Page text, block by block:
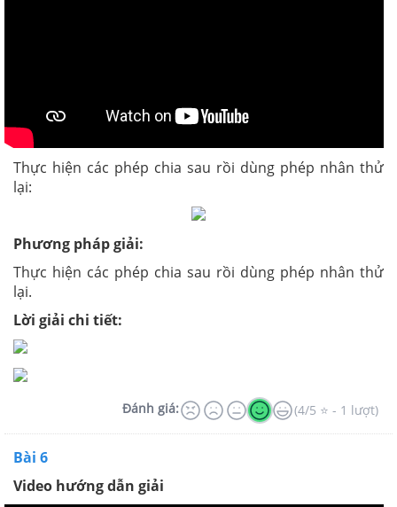
Thực hiện các phép chia sau rồi dùng phép nhân thử
lại:
Phương pháp giải:
Thực hiện các phép chia sau rồi dùng phép nhân thử
lại.
Lời giải chi tiết:
Đánh giá: (4/5 ⭐ - 1 lượt)
Bài 6
Video hướng dẫn giải